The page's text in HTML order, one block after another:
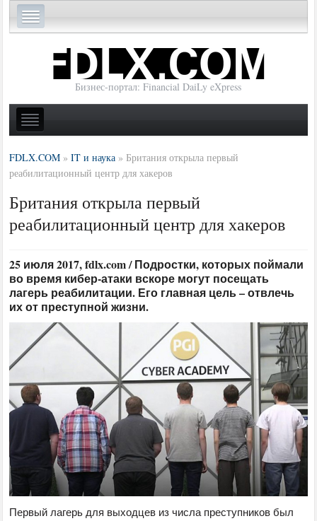
Бизнес-портал: Financial DaiLy eXpress
FDLX.COM »IT и наука » Британия открыла первый
реабилитационный центр для хакеров
Британия открыла первый
реабилитационный центр для хакеров
25 июля 2017, fdlx.com / Подростки, которых поймали
во время кибер-атаки вскоре могут посещать
лагерь реабилитации. Его главная цель – отвлечь
их от преступной жизни.
Первый лагерь для выходцев из числа преступников был